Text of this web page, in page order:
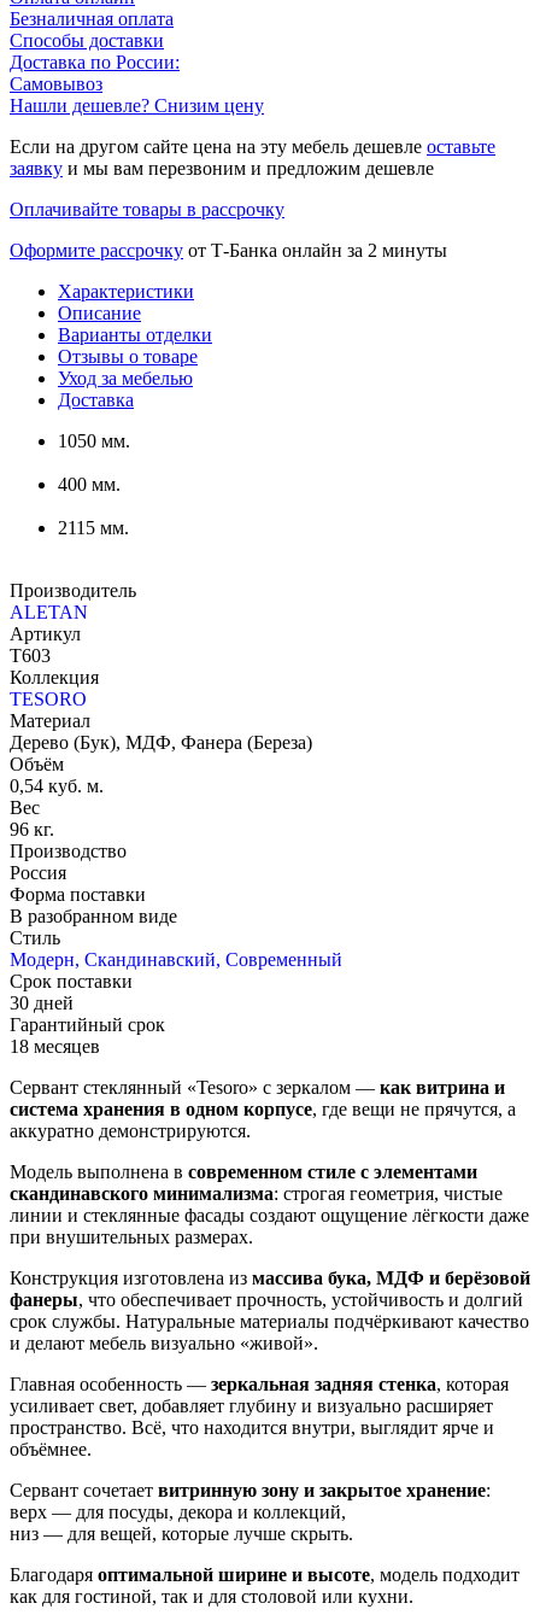
Безналичная оплата
Способы доставки
Доставка по России:
Самовывоз
Нашли дешевле? Снизим цену
Если на другом сайте цена на эту мебель дешевле оставьте
заявку и мы вам перезвоним и предложим дешевле
Оплачивайте товары в рассрочку
Оформите рассрочку от Т-Банка онлайн за 2 минуты
Характеристики
Описание
Варианты отделки
Отзывы о товаре
Уход за мебелью
Доставка
1050 мм.
400 мм.
2115 мм.
Производитель
ALETAN
Артикул
T603
Коллекция
TESORO
Материал
Дерево (Бук), МДФ, Фанера (Береза)
Объём
0,54 куб. м.
Вес
96 кг.
Производство
Россия
Форма поставки
В разобранном виде
Стиль
Модерн, Скандинавский, Современный
Срок поставки
30 дней
Гарантийный срок
18 месяцев
Сервант стеклянный «Tesoro» с зеркалом — как витрина и
система хранения в одном корпусе, где вещи не прячутся, а
аккуратно демонстрируются.
Модель выполнена в современном стиле с элементами
скандинавского минимализма: строгая геометрия, чистые
линии и стеклянные фасады создают ощущение лёгкости даже
при внушительных размерах.
Конструкция изготовлена из массива бука, МДФ и берёзовой
фанеры, что обеспечивает прочность, устойчивость и долгий
срок службы. Натуральные материалы подчёркивают качество
и делают мебель визуально «живой».
Главная особенность — зеркальная задняя стенка, которая
усиливает свет, добавляет глубину и визуально расширяет
пространство. Всё, что находится внутри, выглядит ярче и
объёмнее.
Сервант сочетает витринную зону и закрытое хранение:
верх — для посуды, декора и коллекций,
низ — для вещей, которые лучше скрыть.
Благодаря оптимальной ширине и высоте, модель подходит
как для гостиной, так и для столовой или кухни.